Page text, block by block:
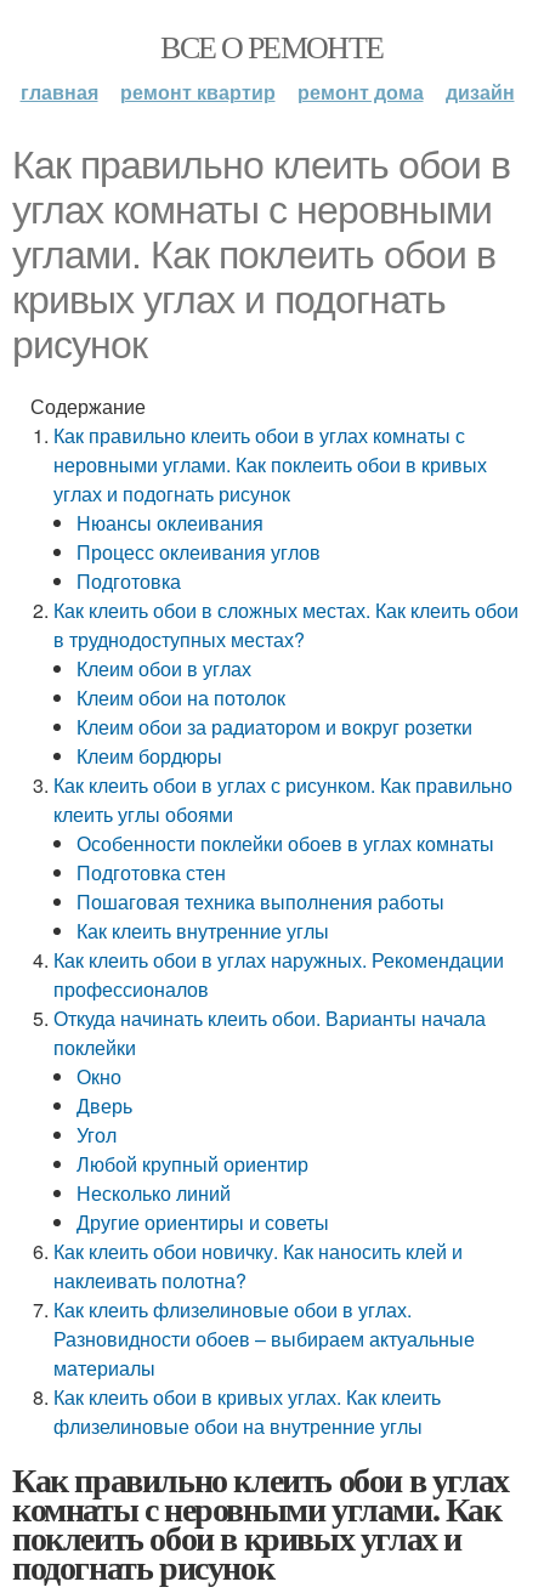
ВСЕ О РЕМОНТЕ
главная ремонт квартир ремонт дома дизайн
Как правильно клеить обои в
углах комнаты с неровными
углами. Как поклеить обои в
кривых углах и подогнать
рисунок
Содержание
Как правильно клеить обои в углах комнаты с
неровными углами. Как поклеить обои в кривых
углах и подогнать рисунок
Нюансы оклеивания
Процесс оклеивания углов
Подготовка
Как клеить обои в сложных местах. Как клеить обои
в труднодоступных местах?
Клеим обои в углах
Клеим обои на потолок
Клеим обои за радиатором и вокруг розетки
Клеим бордюры
Как клеить обои в углах с рисунком. Как правильно
клеить углы обоями
Особенности поклейки обоев в углах комнаты
Подготовка стен
Пошаговая техника выполнения работы
Как клеить внутренние углы
Как клеить обои в углах наружных. Рекомендации
профессионалов
Откуда начинать клеить обои. Варианты начала
поклейки
Окно
Дверь
Угол
Любой крупный ориентир
Несколько линий
Другие ориентиры и советы
Как клеить обои новичку. Как наносить клей и
наклеивать полотна?
Как клеить флизелиновые обои в углах.
Разновидности обоев – выбираем актуальные
материалы
Как клеить обои в кривых углах. Как клеить
флизелиновые обои на внутренние углы
Как правильно клеить обои в углах
комнаты с неровными углами. Как
поклеить обои в кривых углах и
подогнать рисунок